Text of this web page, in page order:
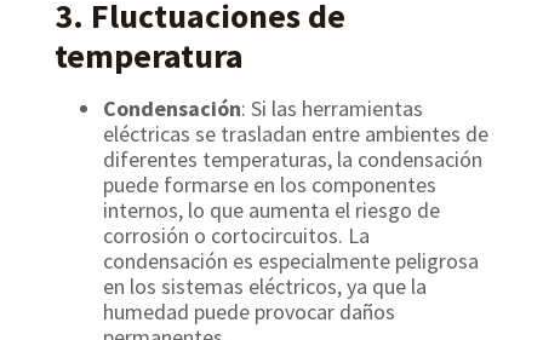
3. Fluctuaciones de
temperatura
Condensación: Si las herramientas
eléctricas se trasladan entre ambientes de
diferentes temperaturas, la condensación
puede formarse en los componentes
internos, lo que aumenta el riesgo de
corrosión o cortocircuitos. La
condensación es especialmente peligrosa
en los sistemas eléctricos, ya que la
humedad puede provocar daños